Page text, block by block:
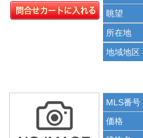
眺望
所在地
地域地区
MLS番号
価格